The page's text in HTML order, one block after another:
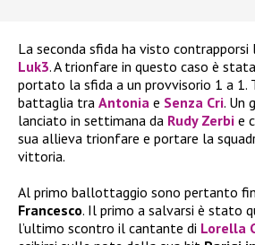
La seconda sfida ha visto contrapporsi
Luk3. A trionfare in questo caso è
portato la sfida a un provvisorio 1 a 1.
battaglia tra Antonia e Senza Cri. Un
lanciato in settimana da Rudy Zerbi e
sua allieva trionfare e portare la
vittoria.
Al primo ballottaggio sono pertanto
Francesco. Il primo a salvarsi è stato
l’ultimo scontro il cantante di Lorella